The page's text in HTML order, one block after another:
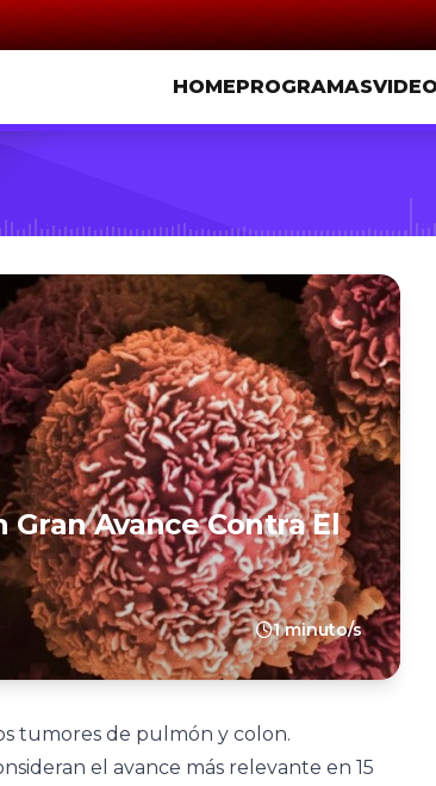
HOMEPROGRAMAS
Avance Contra El
1 minuto/s
tumores de pulmón y colon.
el avance más relevante en 15